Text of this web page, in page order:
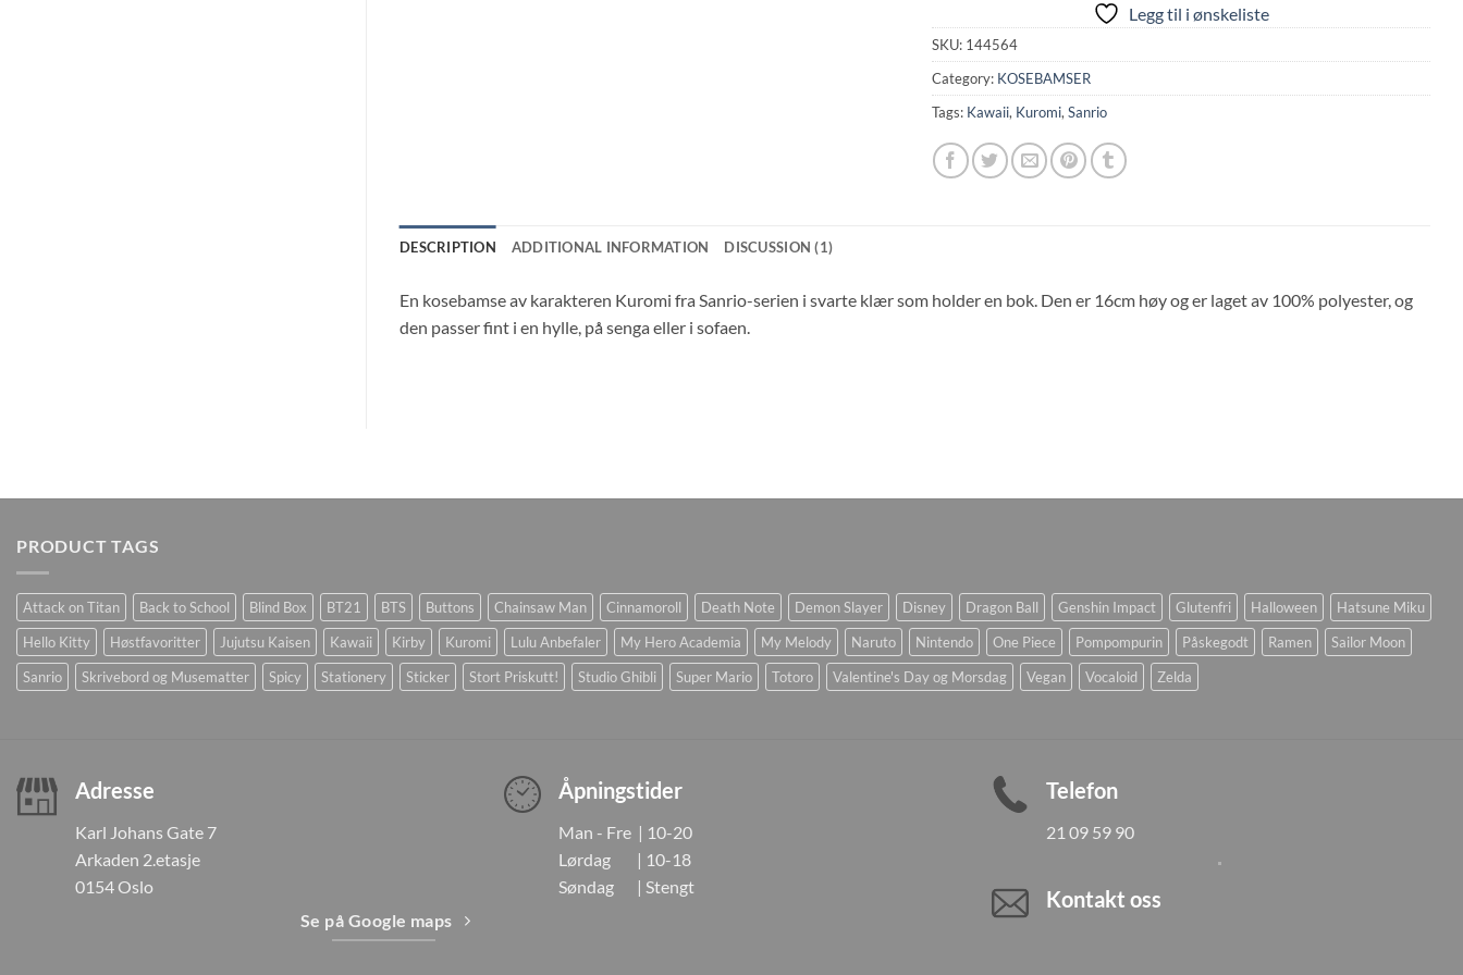
Legg til i ønskeliste
SKU: 144564
Category: KOSEBAMSER
Tags: Kawaii, Kuromi,Sanrio
DESCRIPTION ADDITIONAL INFORMATION DISCUSSION (1)
En kosebamse av karakteren Kuromi fra Sanrio-serien i svarte klær som holder en bok. Den er 16cm høy og er laget av 100% polyester, og
den passer fint i en hylle, på senga eller i sofaen.
PRODUCT TAGS
Attack on Titan Back to School Blind Box BT21 BTS Buttons Chainsaw Man Cinnamoroll Death Note Demon Slayer Disney Dragon Ball Genshin Impact Glutenfri Halloween
Hatsune Miku
Hello Kitty
Høstfavoritter Jujutsu Kaisen Kawaii Kirby Kuromi Lulu Anbefaler My Hero Academia My Melody Naruto Nintendo One Piece Pompompurin Påskegodt Ramen
Sailor Moon
Sanrio
Skrivebord og Musematter Spicy Stationery Sticker Stort Priskutt! Studio Ghibli Super Mario Totoro Valentine's Day og Morsdag Vegan Vocaloid Zelda
Adresse
Karl Johans Gate 7
Arkaden 2.etasje
0154 Oslo
Se på Google maps
Åpningstider
Man - Fre | 10-20
Lørdag | 10-18
Søndag | Stengt
Telefon
21 09 59 90
Kontakt oss